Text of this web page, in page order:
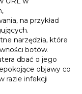
na przykład
narzędzia, które
botów.
dbać o jego
objawy co
razie infekcji